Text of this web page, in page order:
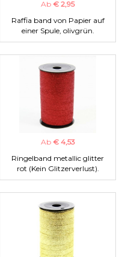
Ab € 2,95
Raffia band von Papier auf
einer Spule, olivgrün.
Ab € 4,53
Ringelband metallic glitter
rot (Kein Glitzerverlust).